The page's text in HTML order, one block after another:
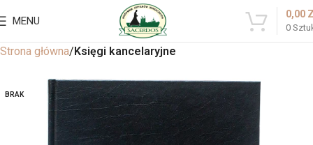
MENU
0
0,00
Strona główna Księgi kancelaryjne
BRAK